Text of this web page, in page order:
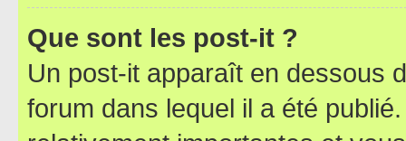
Que sont les post-it ?
Un post-it apparaît en dessous
forum dans lequel il a été